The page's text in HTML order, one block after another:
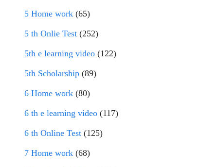
5 Home work (65)
5 th Onlie Test (252)
5th e learning video (122)
5th Scholarship (89)
6 Home work (80)
6 th e learning video (117)
6 th Online Test (125)
7 Home work (68)